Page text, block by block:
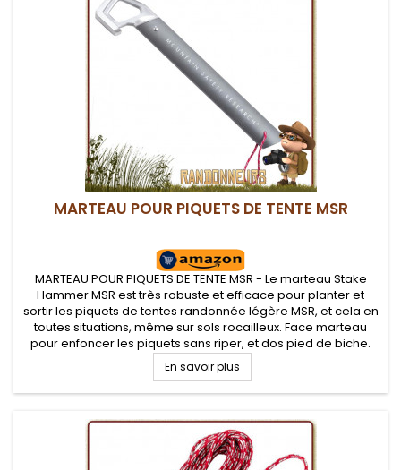
MARTEAU POUR PIQUETS DE TENTE MSR
MARTEAU POUR PIQUETS DE TENTE MSR - Le marteau Stake
Hammer MSR est très robuste et efficace pour planter et
sortir les piquets de tentes randonnée légère MSR, et cela en
toutes situations, même sur sols rocailleux. Face marteau
pour enfoncer les piquets sans riper, et dos pied de biche.
Décapsuleur intégré.
En savoir plus